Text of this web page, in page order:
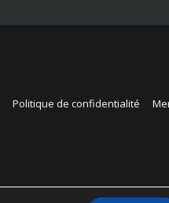
Politique de confidentialité